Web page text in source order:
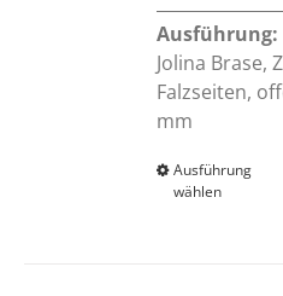
Ausführung:
Jolina Brase,
Falzseiten,
mm
Ausführung
wählen